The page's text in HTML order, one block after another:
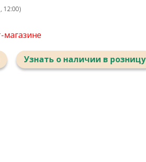
12:00)
магазине
Узнать о наличии в розницу